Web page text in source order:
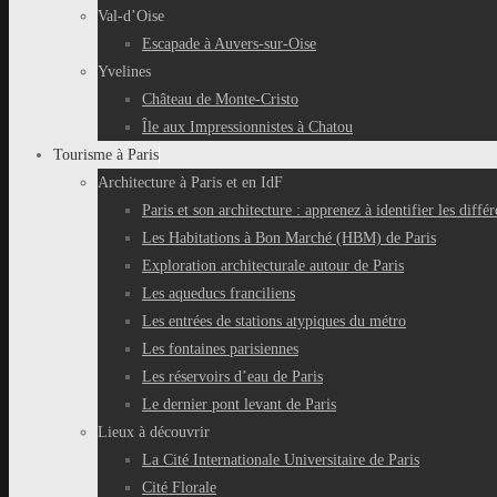
Val-d’Oise
Escapade à Auvers-sur-Oise
Yvelines
Château de Monte-Cristo
Île aux Impressionnistes à Chatou
Tourisme à Paris
Architecture à Paris et en IdF
Paris et son architecture : apprenez à identifier les
Les Habitations à Bon Marché (HBM) de Paris
Exploration architecturale autour de Paris
Les aqueducs franciliens
Les entrées de stations atypiques du métro
Les fontaines parisiennes
Les réservoirs d’eau de Paris
Le dernier pont levant de Paris
Lieux à découvrir
La Cité Internationale Universitaire de Paris
Cité Florale